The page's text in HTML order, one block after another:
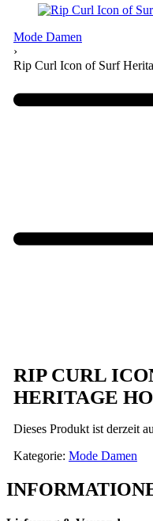
Mode Damen
›
Rip Curl Icon of Surf
navigation
RIP CURL
HERITAGE
Dieses Produkt ist derzeit
Kategorie: Mode Damen